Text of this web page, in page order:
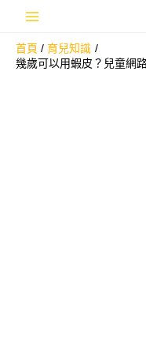
Menu
首頁
育兒知識
幾歲可以用蝦皮？兒童網